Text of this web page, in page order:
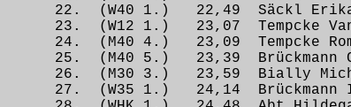
22. (W40 1.) 22,49
23. (W12 1.) 23,07 Tempcke
24. (M40 4.) 23,09 Tempcke
25. (M40 5.) 23,39
26. (M30 3.) 23,59 Bially
27. (W35 1.) 24,14